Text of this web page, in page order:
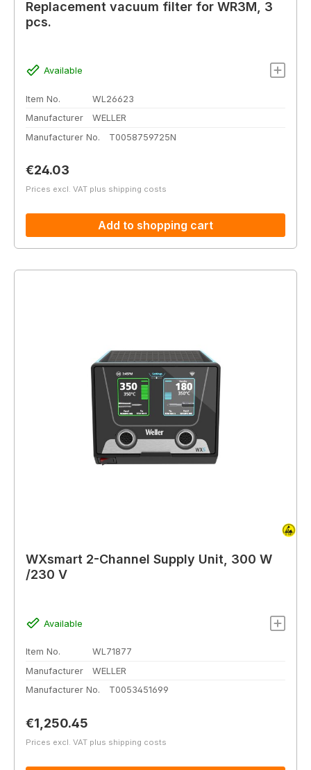
Replacement vacuum filter for WR3M, 3
pcs.
Available
Item No.
WL26623
Manufacturer
WELLER
Manufacturer No.
T0058759725N
Regular price:
€24.03
Prices excl. VAT plus shipping costs
Add to shopping cart
WXsmart 2-Channel Supply Unit, 300 W
/230 V
Available
Item No.
WL71877
Manufacturer
WELLER
Manufacturer No.
T0053451699
Regular price:
€1,250.45
Prices excl. VAT plus shipping costs